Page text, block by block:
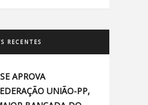
RECENTES
APROVA
UNIÃO-PP,